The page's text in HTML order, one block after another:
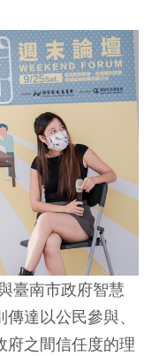
臺南市政府智慧
達以公民參與、
府之間信任度的理